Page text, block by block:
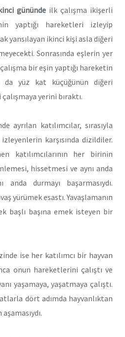
gününde ilk çalışma ikişerli
yaptığı hareketleri izleyip
yansılayan ikinci kişi asla diğeri
Sonrasında eşlerin yer
bir eşin yaptığı hareketin
yüz kat küçüğünün diğeri
yerini bıraktı.
ayrılan katılımcılar, sırasıyla
karşısında dizildiler.
katılımcılarının her birinin
hissetmesi ve aynı anda
anda durmayı başarmasıydı.
yürümek esastı. Yavaşlamanın
başlı başına emek isteyen bir
ise her katılımcı bir hayvan
onun hareketlerini çalıştı ve
yaşamaya, yaşatmaya çalıştı.
dört adımda hayvanlıktan